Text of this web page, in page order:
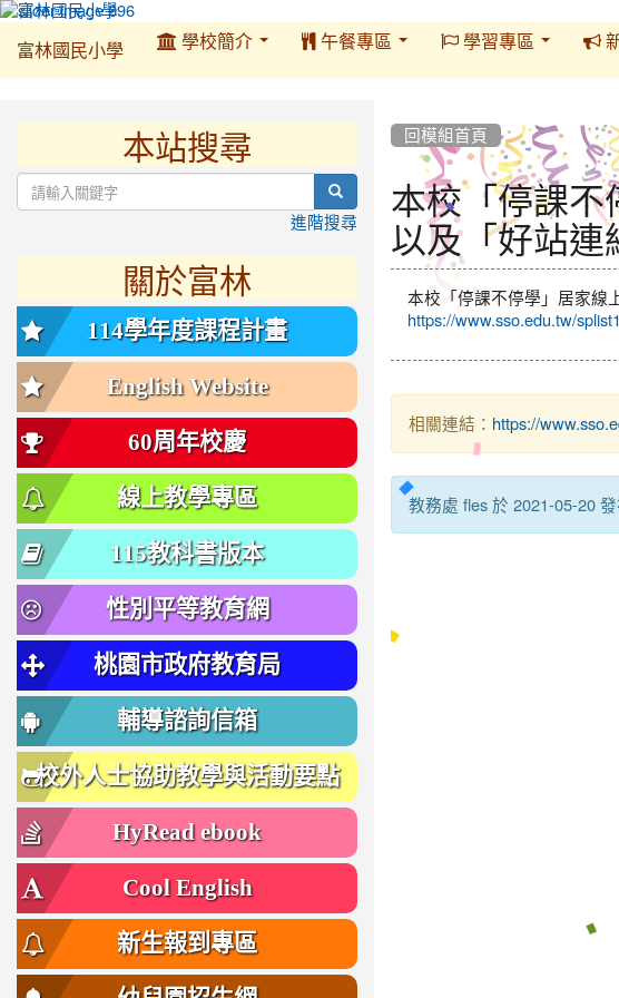
富林國民小學 學校簡介 午餐專區 學習專區
回模組首頁
本校「停課不
以及「好站連
本校「停課不停學」居家線
https://www.sso.edu.tw/
相關連結： https://
教務處 fles 於 2021-05-20
本站搜尋
search
進階搜尋
關於富林
114學年度課程計畫
English Website
60周年校慶
線上教學專區
115教科書版本
性別平等教育網
桃園市政府教育局
輔導諮詢信箱
校外人士協助教學與活動要點
HyRead ebook
Cool English
新生報到專區